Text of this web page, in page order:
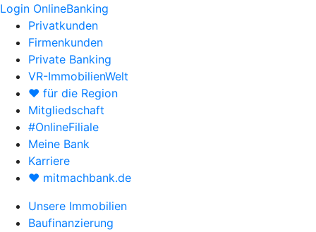
Login OnlineBanking
Privatkunden
Firmenkunden
Private Banking
VR-ImmobilienWelt
♥ für die Region
Mitgliedschaft
#OnlineFiliale
Meine Bank
Karriere
♥ mitmachbank.de
Unsere Immobilien
Baufinanzierung